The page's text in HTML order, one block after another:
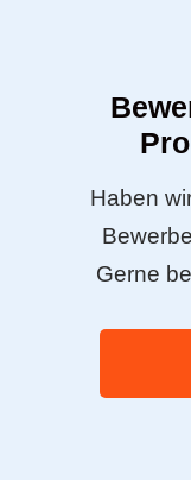
Haben
Gerne